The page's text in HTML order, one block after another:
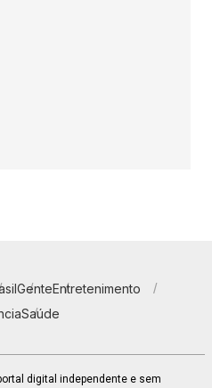
GenteEntretenimento
Saúde
digital independente e sem